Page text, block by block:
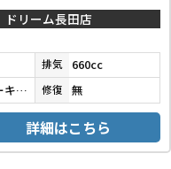
ドリーム長田店
排気 660cc
クールカーキパールメタリック／ガンメタリック 修復 無
詳細はこちら